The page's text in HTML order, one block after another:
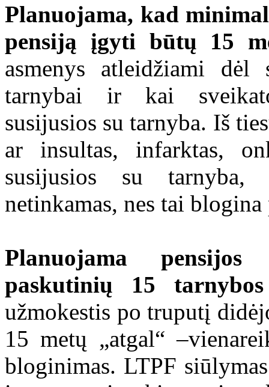
Planuojama, kad
pensiją įgyti būtų 15
asmenys atleidžiami dėl
tarnybai ir kai
susijusios su tarnyba. Iš
ar insultas, infarktas,
susijusios su
netinkamas, nes tai
Planuojama
paskutinių 15
užmokestis po truputį
15 metų „atgal“
bloginimas. LTPF